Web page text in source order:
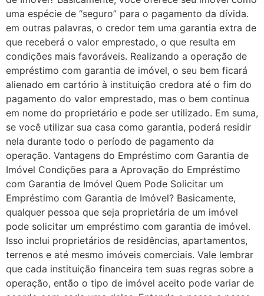
uma espécie de “seguro” para o pagamento da dívida.
em outras palavras, o credor tem uma garantia extra de
que receberá o valor emprestado, o que resulta em
condições mais favoráveis. Realizando a operação de
empréstimo com garantia de imóvel, o seu bem ficará
alienado em cartório à instituição credora até o fim do
pagamento do valor emprestado, mas o bem continua
em nome do proprietário e pode ser utilizado. Em suma,
se você utilizar sua casa como garantia, poderá residir
nela durante todo o período de pagamento da
operação. Vantagens do Empréstimo com Garantia de
Imóvel Condições para a Aprovação do Empréstimo
com Garantia de Imóvel Quem Pode Solicitar um
Empréstimo com Garantia de Imóvel? Basicamente,
qualquer pessoa que seja proprietária de um imóvel
pode solicitar um empréstimo com garantia de imóvel.
Isso inclui proprietários de residências, apartamentos,
terrenos e até mesmo imóveis comerciais. Vale lembrar
que cada instituição financeira tem suas regras sobre a
operação, então o tipo de imóvel aceito pode variar de